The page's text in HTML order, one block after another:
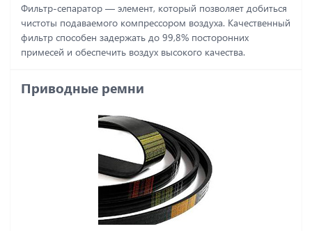
Фильтр-сепаратор ― элемент, который позволяет добиться
чистоты подаваемого компрессором воздуха. Качественный
фильтр способен задержать до 99,8% посторонних
примесей и обеспечить воздух высокого качества.
Приводные ремни